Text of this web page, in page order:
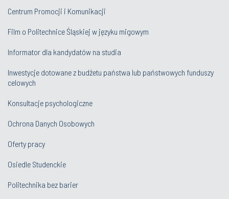
Centrum Promocji i Komunikacji
Film o Politechnice Śląskiej w języku migowym
Informator dla kandydatów na studia
Inwestycje dotowane z budżetu państwa lub państwowych funduszy
celowych
Konsultacje psychologiczne
Ochrona Danych Osobowych
Oferty pracy
Osiedle Studenckie
Politechnika bez barier